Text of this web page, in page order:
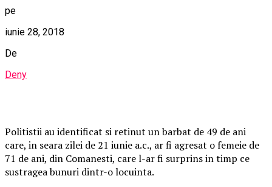
pe
iunie 28, 2018
De
Deny
Politistii au identificat si retinut un barbat de 49 de ani
care, in seara zilei de 21 iunie a.c., ar fi agresat o femeie de
71 de ani, din Comanesti, care l-ar fi surprins in timp ce
sustragea bunuri dintr-o locuinta.